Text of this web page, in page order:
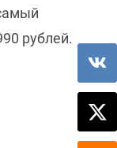
рублей.